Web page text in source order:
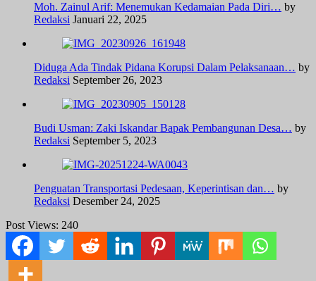
Moh. Zainul Arif: Menemukan Kedamaian Pada Diri… by
Redaksi Januari 22, 2025
Diduga Ada Tindak Pidana Korupsi Dalam Pelaksanaan… by
Redaksi September 26, 2023
Budi Usman: Zaki Iskandar Bapak Pembangunan Desa… by
Redaksi September 5, 2023
Penguatan Transportasi Pedesaan, Keperintisan dan… by
Redaksi Desember 24, 2025
Post Views: 240